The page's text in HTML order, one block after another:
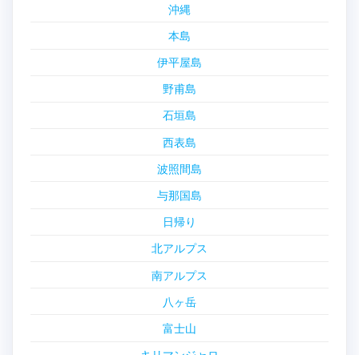
沖縄
本島
伊平屋島
野甫島
石垣島
西表島
波照間島
与那国島
日帰り
北アルプス
南アルプス
八ヶ岳
富士山